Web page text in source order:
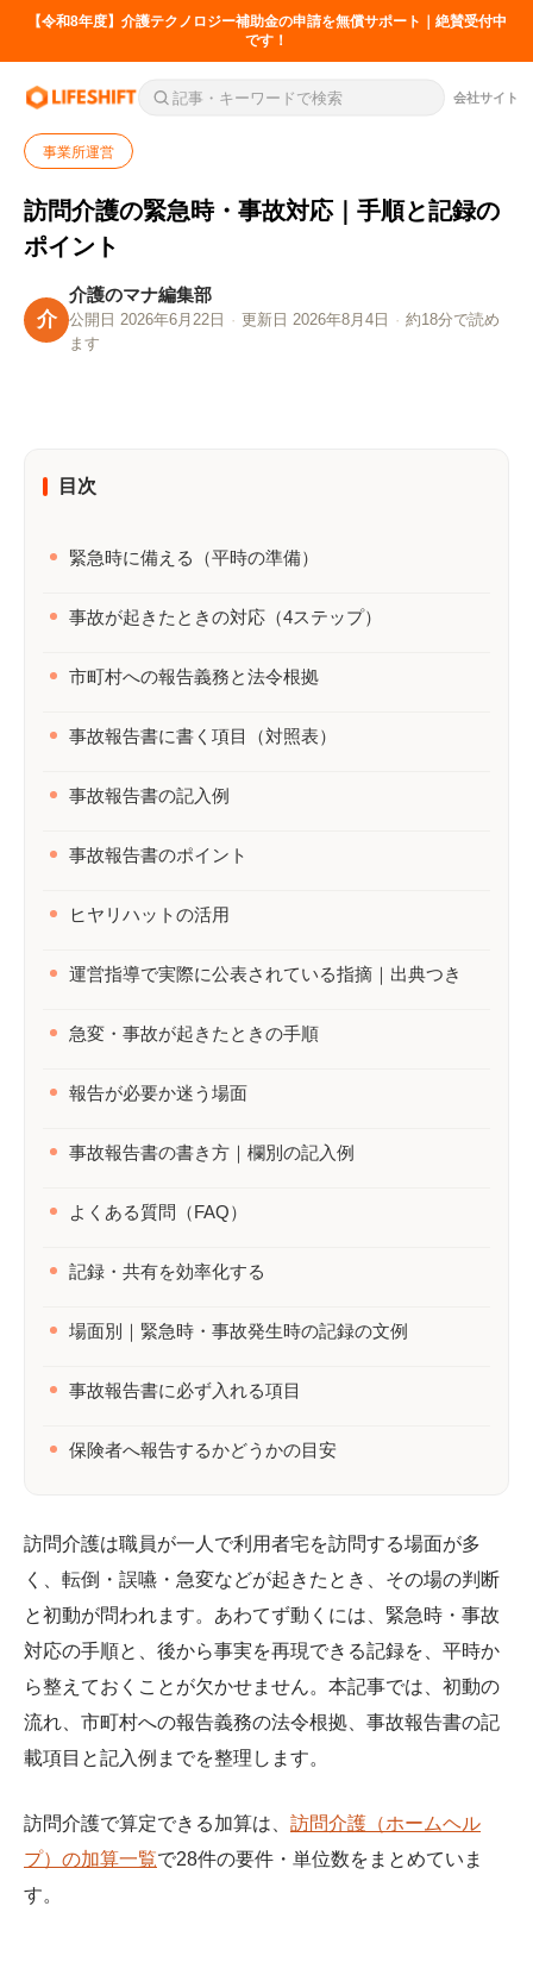
【令和8年度】介護テクノロジー補助金の申請を無償サポート｜絶賛受付中
です！
会社サイト
事業所運営
訪問介護の緊急時・事故対応｜手順と記録の
ポイント
介
介護のマナ編集部
公開日 2026年6月22日 · 更新日 2026年8月4日 · 約18分で読め
ます
目次
緊急時に備える（平時の準備）
事故が起きたときの対応（4ステップ）
市町村への報告義務と法令根拠
事故報告書に書く項目（対照表）
事故報告書の記入例
事故報告書のポイント
ヒヤリハットの活用
運営指導で実際に公表されている指摘｜出典つき
急変・事故が起きたときの手順
報告が必要か迷う場面
事故報告書の書き方｜欄別の記入例
よくある質問（FAQ）
記録・共有を効率化する
場面別｜緊急時・事故発生時の記録の文例
事故報告書に必ず入れる項目
保険者へ報告するかどうかの目安
訪問介護は職員が一人で利用者宅を訪問する場面が多
く、転倒・誤嚥・急変などが起きたとき、その場の判断
と初動が問われます。あわてず動くには、緊急時・事故
対応の手順と、後から事実を再現できる記録を、平時か
ら整えておくことが欠かせません。本記事では、初動の
流れ、市町村への報告義務の法令根拠、事故報告書の記
載項目と記入例までを整理します。
訪問介護で算定できる加算は、 訪問介護（ホームヘル
プ）の加算一覧で28件の要件・単位数をまとめていま
す。